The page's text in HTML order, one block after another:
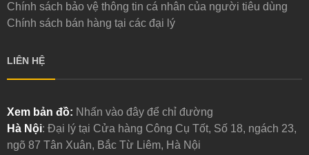
Chính sách bảo vệ thông tin cá nhân của người tiêu dùng
Chính sách bán hàng tại các đại lý
LIÊN HỆ
Xem bản đồ: Nhấn vào đây để chỉ đường
Hà Nội: Đại lý tại Cửa hàng Công Cụ Tốt, Số 18, ngách 23,
ngõ 87 Tân Xuân, Bắc Từ Liêm, Hà Nội